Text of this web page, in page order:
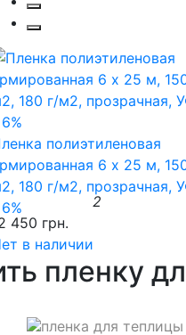
полиэтиленовая
6 x 25 м,
180 г/м2, прозрачная,
2
450 грн.
в наличии
пленку